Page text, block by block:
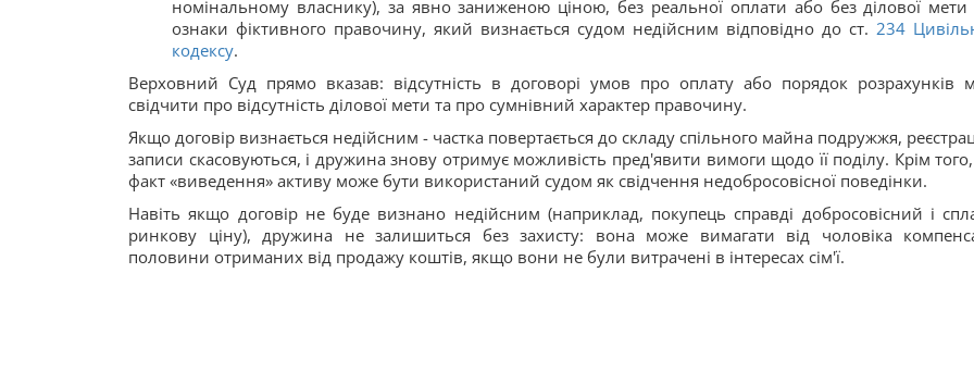
номінальному власнику), за явно заниженою ціною, без реальної оплати або без ділової
ознаки фіктивного правочину, який визнається судом недійсним відповідно до ст. 234
кодексу.
Верховний Суд прямо вказав: відсутність в договорі умов про оплату або порядок розрахунків
свідчити про відсутність ділової мети та про сумнівний характер правочину.
Якщо договір визнається недійсним - частка повертається до складу спільного майна подружжя,
записи скасовуються, і дружина знову отримує можливість пред'явити вимоги щодо її поділу. Крім
факт «виведення» активу може бути використаний судом як свідчення недобросовісної поведінки.
Навіть якщо договір не буде визнано недійсним (наприклад, покупець справді добросовісний і
ринкову ціну), дружина не залишиться без захисту: вона може вимагати від чоловіка
половини отриманих від продажу коштів, якщо вони не були витрачені в інтересах сім'ї.